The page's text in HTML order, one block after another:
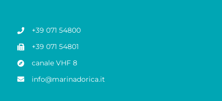
+39 071 54800
+39 071 54801
canale VHF 8
info@marinadorica.it